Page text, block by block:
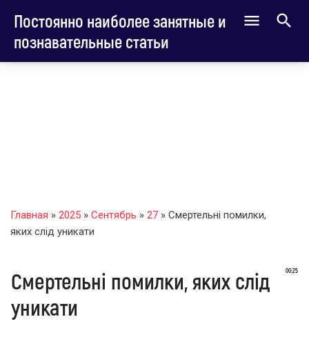
Постоянно наиболее занятные и
познавательные статьи
Главная » 2025 » Сентябрь » 27 » Смертельні помилки,
яких слід уникати
00:25
Смертельні помилки, яких слід
уникати